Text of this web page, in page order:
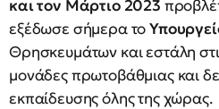
και τον Μάρτιο 2023
εξέδωσε σήμερα το
Θρησκευμάτων και εστάλη
μονάδες πρωτοβάθμιας και
εκπαίδευσης όλης της χώρας.